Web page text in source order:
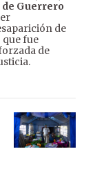
Guerrero
de
que fue
de